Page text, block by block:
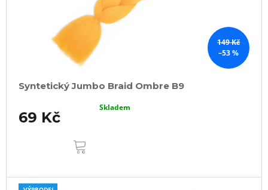
149 Kč
–53 %
Syntetický Jumbo Braid Ombre B9
69 Kč
Skladem